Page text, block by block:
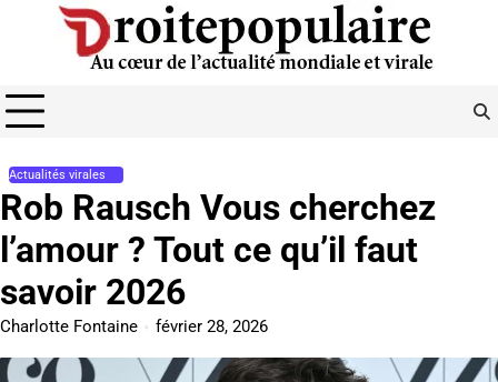
Actualités virales
Rob Rausch Vous cherchez
l’amour ? Tout ce qu’il faut
savoir 2026
Charlotte Fontaine février 28, 2026